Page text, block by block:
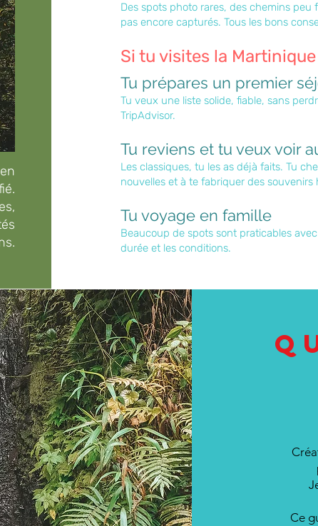
Des spots photo rares, des chemins
pas encore capturés. Tous les bons
Si tu visites la Martinique
Tu prépares un premier
Tu veux une liste solide, fiable, sans
TripAdvisor.
Tu reviens et tu veux voir
Les classiques, tu les as déjà faits. Tu
nouvelles et à te fabriquer des
Tu voyage en famille
Beaucoup de spots sont praticables
durée et les conditions.
Ce